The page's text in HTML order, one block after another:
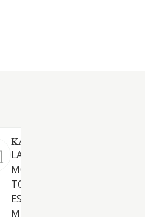
KAYCABLES S.L.
LA FABRICACION,
MONTAJE Y REPARACION DE
TODO TIPO DE CABLES,
ESPECIALMENTE DE CABLES
MECANICOS DE FRENO.